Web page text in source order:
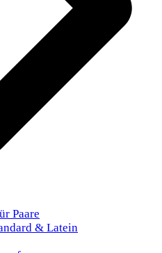
Paare
& Latein